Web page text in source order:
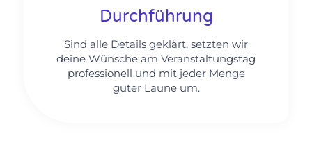
Durchführung
Sind alle Details geklärt, setzten wir
deine Wünsche am Veranstaltungstag
professionell und mit jeder Menge
guter Laune um.